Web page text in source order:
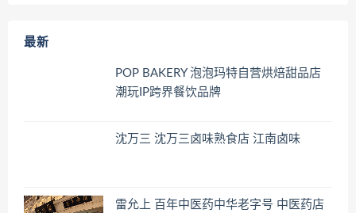
最新
POP BAKERY 泡泡玛特自营烘焙甜品店
潮玩IP跨界餐饮品牌
沈万三 沈万三卤味熟食店 江南卤味
雷允上 百年中医药中华老字号 中医药店